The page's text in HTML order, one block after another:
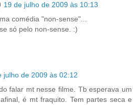
19 de julho de 2009 às 10:13
comédia "non-sense"...
só pelo non-sense. :)
julho de 2009 às 02:12
falar mt nesse filme. Tb esperava um
é mt fraquito. Tem partes seca e